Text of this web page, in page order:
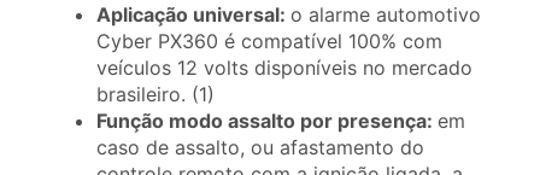
Aplicação universal: o alarme automotivo
Cyber PX360 é compatível 100% com
veículos 12 volts disponíveis no mercado
brasileiro. (1)
Função modo assalto por presença: em
caso de assalto, ou afastamento do